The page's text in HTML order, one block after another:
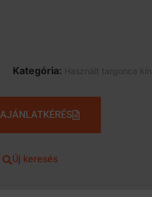
Kategória: Használt targonca
AJÁNLATKÉRÉS
Új keresés